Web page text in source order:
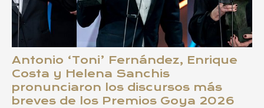
Antonio ‘Toni’ Fernández, Enrique
Costa y Helena Sanchis
pronunciaron los discursos más
breves de los Premios Goya 2026